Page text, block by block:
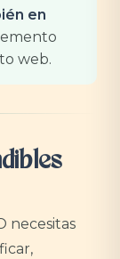
en
web.
necesitas